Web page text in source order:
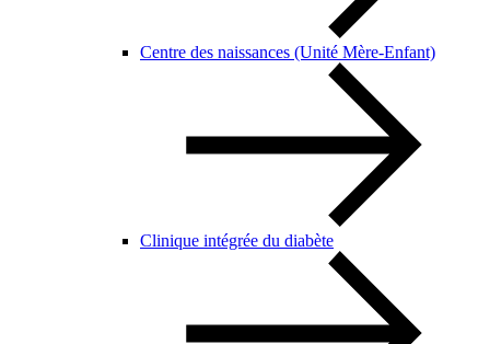
Centre des naissances (Unité Mère-Enfant)
Clinique intégrée du diabète